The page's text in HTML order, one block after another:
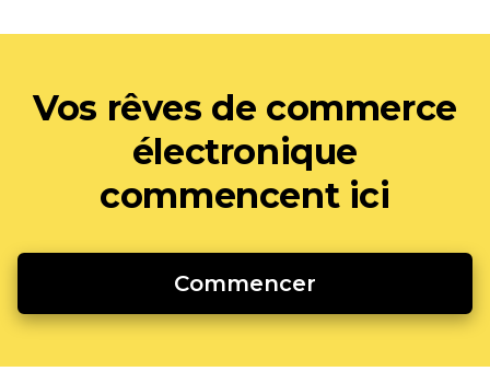
Vos rêves de commerce
électronique
commencent ici
Commencer